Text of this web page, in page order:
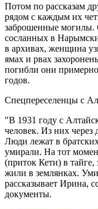
Потом по рассказам
рядом с каждым их
заброшенные могилы.
сосланных в
в архивах, женщина
ямах и рвах
погибли они
годов.
Спецпереселенцы с
"В 1931 году с
человек. Из них через
Люди лежат в
умирали. На тот
(приток Кети) в
жили в землянках.
рассказывает Ирина,
документы.